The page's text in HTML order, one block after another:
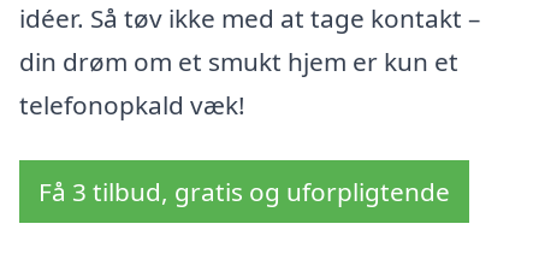
idéer. Så tøv ikke med at tage kontakt –
din drøm om et smukt hjem er kun et
telefonopkald væk!
Få 3 tilbud, gratis og uforpligtende